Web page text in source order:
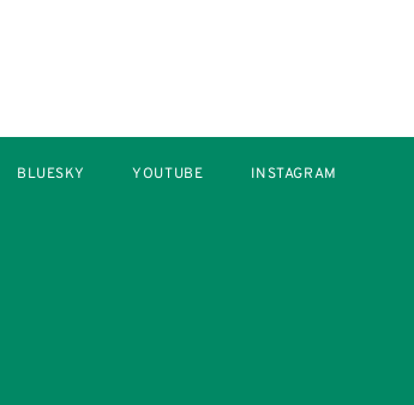
BLUESKY YOUTUBE INSTAGRAM